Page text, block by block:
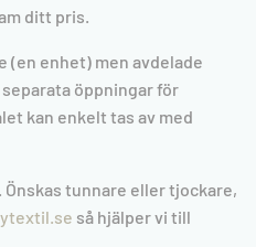
ditt pris.
(en enhet) men avdelade
öppningar för
kan enkelt tas av med
tunnare eller tjockare,
så hjälpervi till